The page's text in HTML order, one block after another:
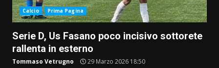
Calcio Prima Pagina
Serie D, Us Fasano poco incisivo sottorete
rallenta in esterno
Tommaso Vetrugno 29 Marzo 2026 18:50